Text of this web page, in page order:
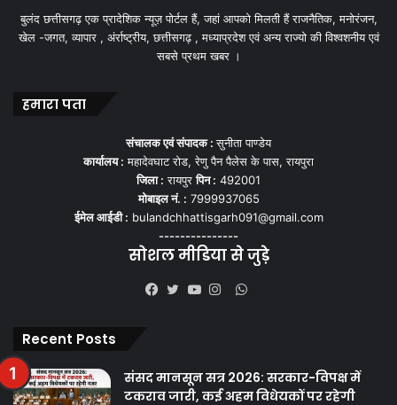
बुलंद छत्तीसगढ़ एक प्रादेशिक न्यूज़ पोर्टल हैं, जहां आपको मिलती हैं राजनैतिक, मनोरंजन,
खेल -जगत, व्यापार , अंर्राष्ट्रीय, छत्तीसगढ़ , मध्याप्रदेश एवं अन्य राज्यो की विश्वशनीय एवं
सबसे प्रथम खबर ।
हमारा पता
संचालक एवं संपादक :सुनीता पाण्डेय
कार्यालय : महादेवघाट रोड, रेणु पैन पैलेस के पास, रायपुरा
जिला : रायपुरपिन : 492001
मोबाइल नं. : 7999937065
ईमेल आईडी : bulandchhattisgarh091@gmail.com
---------------
सोशल मीडिया से जुड़े
WhatsApp
Recent Posts
संसद मानसून सत्र 2026: सरकार-विपक्ष में
टकराव जारी, कई अहम विधेयकों पर रहेगी